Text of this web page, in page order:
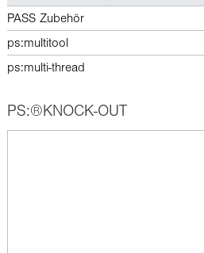
PASS Zubehör
ps:multitool
ps:multi-thread
PS:®KNOCK-OUT